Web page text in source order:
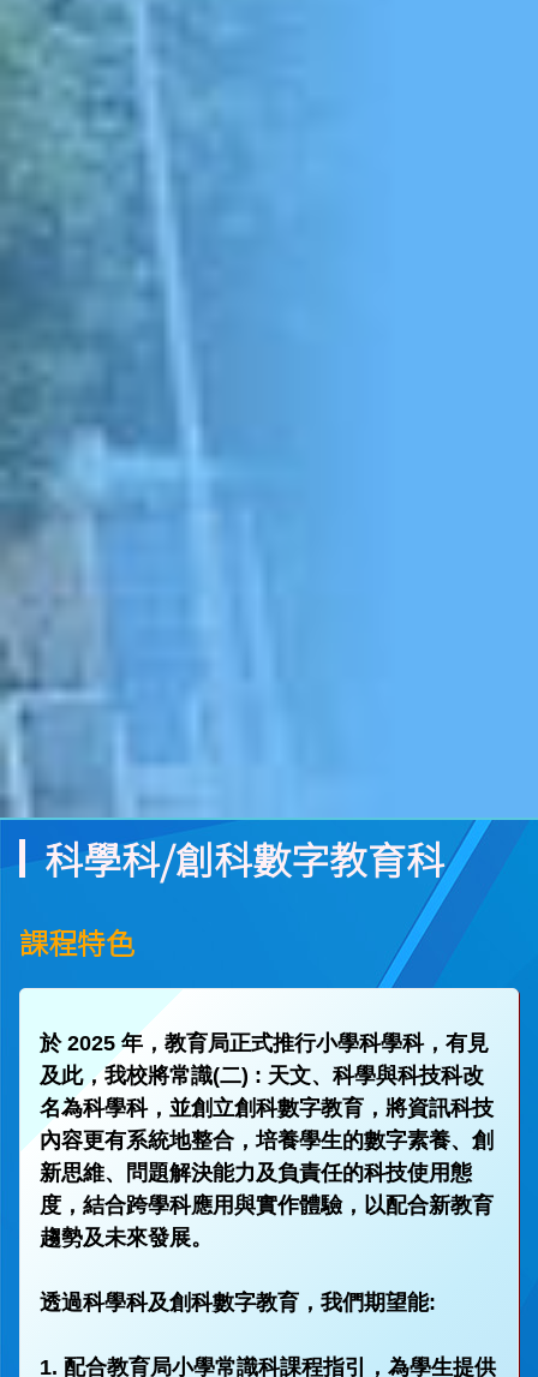
科學科/創科數字教育科
課程特色
於 2025 年，教育局正式推行小學科學科，有見
及此，我校將常識(二) : 天文、科學與科技科改
名為科學科，並創立創科數字教育，將資訊科技
內容更有系統地整合，培養學生的數字素養、創
新思維、問題解決能力及負責任的科技使用態
度，結合跨學科應用與實作體驗，以配合新教育
趨勢及未來發展。
透過科學科及創科數字教育，我們期望能:
1. 配合教育局小學常識科課程指引，為學生提供